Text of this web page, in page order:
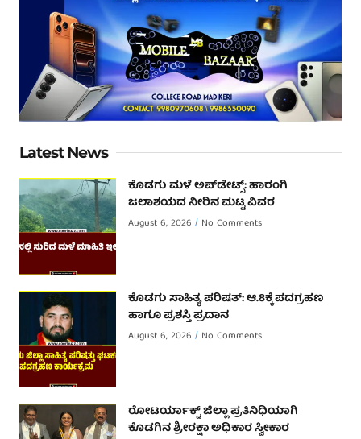
Latest News
ಕೊಡಗು ಮಳೆ ಅಪ್‌ಡೇಟ್ಸ್: ಹಾರಂಗಿ
ಜಲಾಶಯದ ನೀರಿನ ಮಟ್ಟ ವಿವರ
August 6, 2026 No Comments
ಕೊಡಗು ಸಾಹಿತ್ಯ ಪರಿಷತ್: ಆ.8ಕ್ಕೆ ಪದಗ್ರಹಣ
ಹಾಗೂ ಪ್ರಶಸ್ತಿ ಪ್ರದಾನ
August 6, 2026 No Comments
ರೋಟರ್ಯಾಕ್ಟ್ ಜಿಲ್ಲಾ ಪ್ರತಿನಿಧಿಯಾಗಿ
ಕೊಡಗಿನ ಶ್ರೀರಕ್ಷಾ ಅಧಿಕಾರ ಸ್ವೀಕಾರ